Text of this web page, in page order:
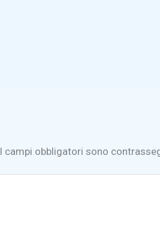
I campi obbligatori sono